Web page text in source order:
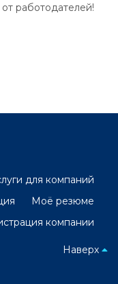
работодателей!
для компаний
Моё резюме
компании
Наверх